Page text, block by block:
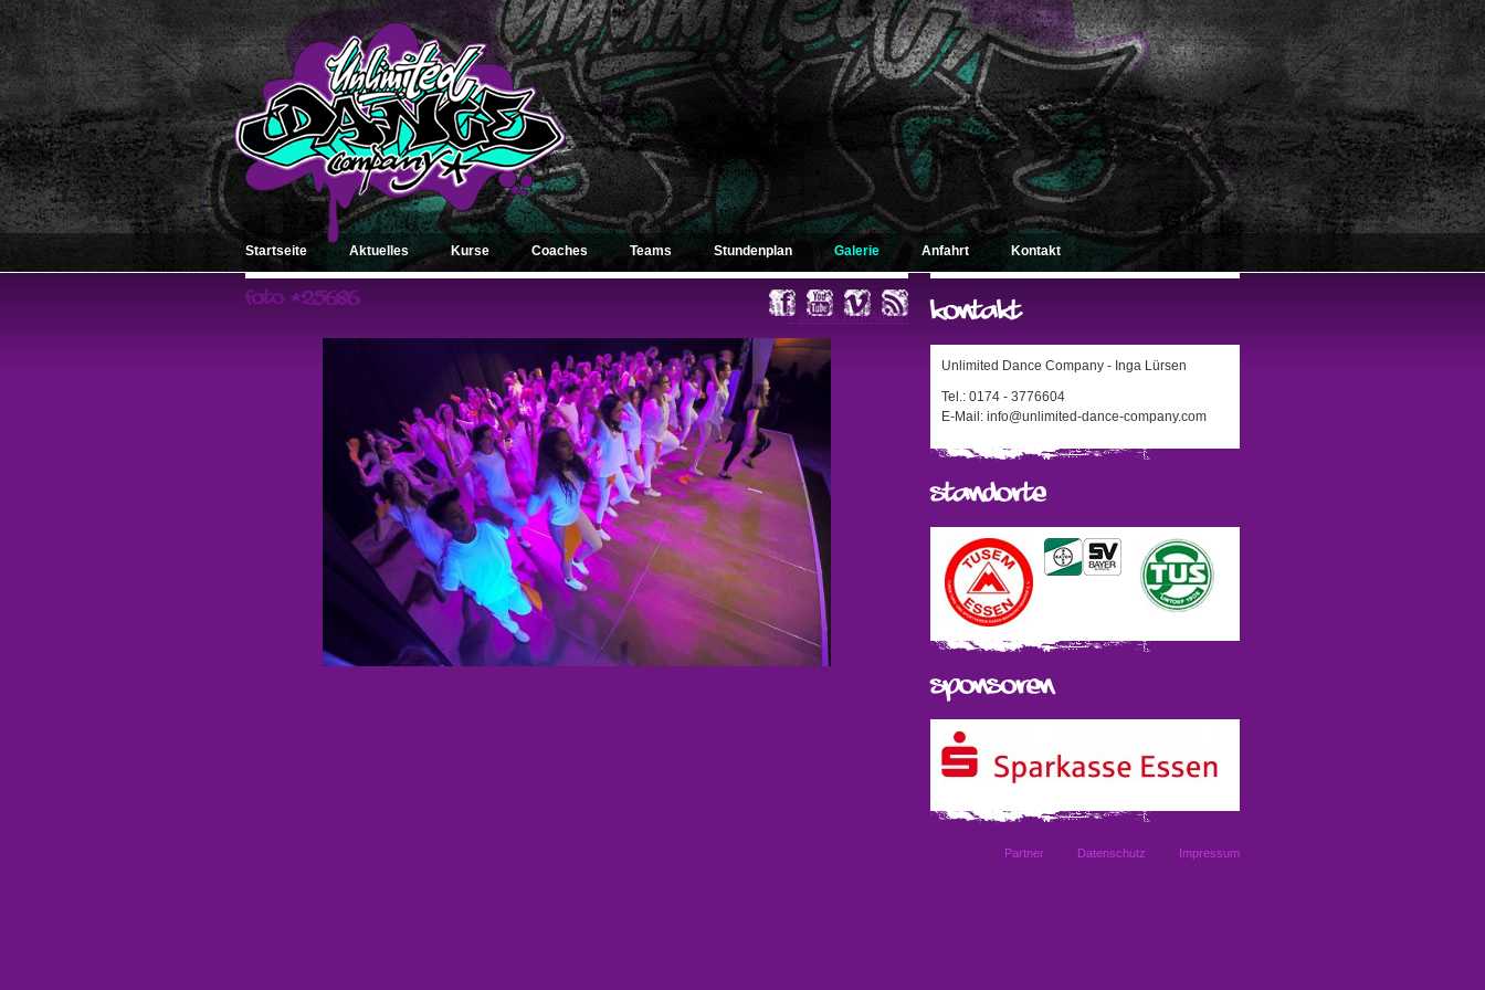
Startseite Aktuelles Kurse Coaches Teams Stundenplan Galerie Anfahrt Kontakt
« zurück zum Album
Unlimited Dance Company - Inga Lürsen
Tel.: 0174 - 3776604
E-Mail: info@unlimited-dance-company.com
Partner Datenschutz Impressum